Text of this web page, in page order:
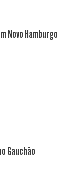
Novo Hamburgo
Gauchão